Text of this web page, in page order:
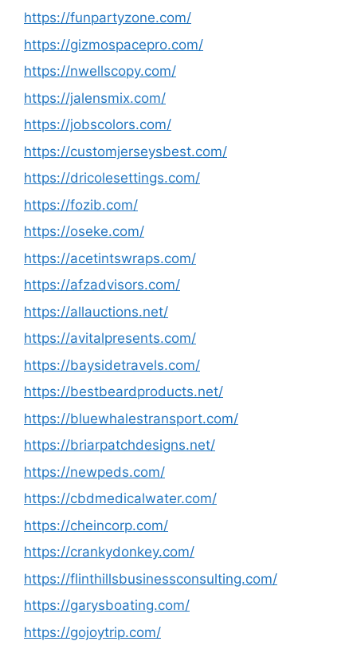
https://funpartyzone.com/
https://gizmospacepro.com/
https://nwellscopy.com/
https://jalensmix.com/
https://jobscolors.com/
https://customjerseysbest.com/
https://dricolesettings.com/
https://fozib.com/
https://oseke.com/
https://acetintswraps.com/
https://afzadvisors.com/
https://allauctions.net/
https://avitalpresents.com/
https://baysidetravels.com/
https://bestbeardproducts.net/
https://bluewhalestransport.com/
https://briarpatchdesigns.net/
https://newpeds.com/
https://cbdmedicalwater.com/
https://cheincorp.com/
https://crankydonkey.com/
https://flinthillsbusinessconsulting.com/
https://garysboating.com/
https://gojoytrip.com/